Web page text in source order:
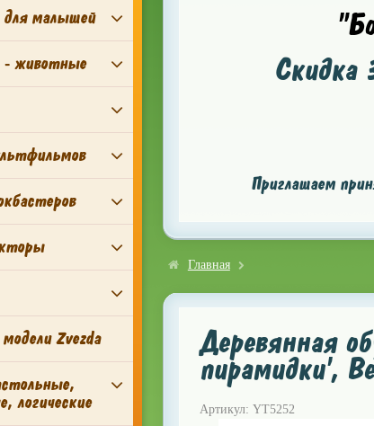
малышей
- животные
Zvezda
логические
Скидка
Приглашаем
Главная
Деревянная
пирамидки',
Артикул: YT5252